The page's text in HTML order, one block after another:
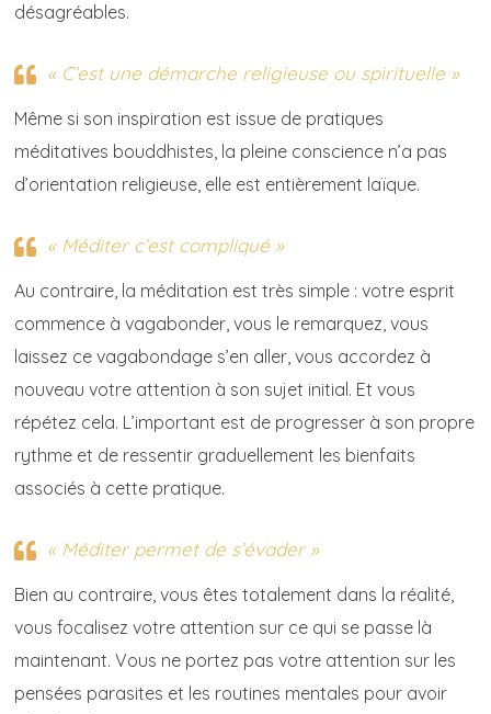
désagréables.
« C’est une démarche religieuse ou spirituelle »
Même si son inspiration est issue de pratiques
méditatives bouddhistes, la pleine conscience n’a pas
d’orientation religieuse, elle est entièrement laïque.
« Méditer c’est compliqué »
Au contraire, la méditation est très simple : votre esprit
commence à vagabonder, vous le remarquez, vous
laissez ce vagabondage s’en aller, vous accordez à
nouveau votre attention à son sujet initial. Et vous
répétez cela. L’important est de progresser à son propre
rythme et de ressentir graduellement les bienfaits
associés à cette pratique.
« Méditer permet de s’évader »
Bien au contraire, vous êtes totalement dans la réalité,
vous focalisez votre attention sur ce qui se passe là
maintenant. Vous ne portez pas votre attention sur les
pensées parasites et les routines mentales pour avoir